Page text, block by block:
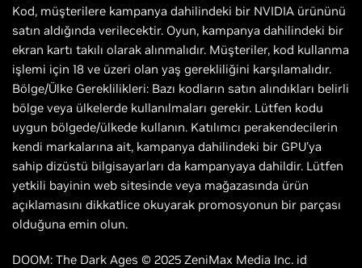
Kod, müşterilere kampanya dahilindeki bir NVIDIA ürününü
satın aldığında verilecektir. Oyun, kampanya dahilindeki bir
ekran kartı takılı olarak alınmalıdır. Müşteriler, kod kullanma
işlemi için 18 ve üzeri olan yaş gerekliliğini karşılamalıdır.
Bölge/Ülke Gereklilikleri: Bazı kodların satın alındıkları belirli
bölge veya ülkelerde kullanılmaları gerekir. Lütfen kodu
uygun bölgede/ülkede kullanın. Katılımcı perakendecilerin
kendi markalarına ait, kampanya dahilindeki bir GPU'ya
sahip dizüstü bilgisayarları da kampanyaya dahildir. Lütfen
yetkili bayinin web sitesinde veya mağazasında ürün
açıklamasını dikkatlice okuyarak promosyonun bir parçası
olduğuna emin olun.
DOOM: The Dark Ages © 2025 ZeniMax Media Inc. id